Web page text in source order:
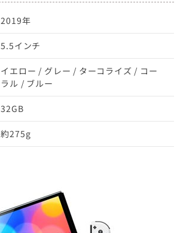
2019年
5.5インチ
イエロー / グレー / ターコライズ / コー
ラル / ブルー
32GB
約275g